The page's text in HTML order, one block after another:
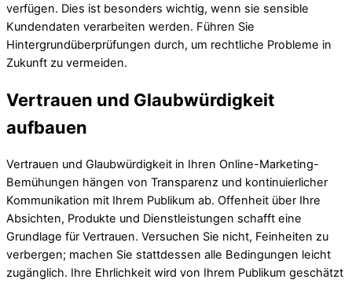
verfügen. Dies ist besonders wichtig, wenn sie sensible
Kundendaten verarbeiten werden. Führen Sie
Hintergrundüberprüfungen durch, um rechtliche Probleme in
Zukunft zu vermeiden.
Vertrauen und Glaubwürdigkeit
aufbauen
Vertrauen und Glaubwürdigkeit in Ihren Online-Marketing-
Bemühungen hängen von Transparenz und kontinuierlicher
Kommunikation mit Ihrem Publikum ab. Offenheit über Ihre
Absichten, Produkte und Dienstleistungen schafft eine
Grundlage für Vertrauen. Versuchen Sie nicht, Feinheiten zu
verbergen; machen Sie stattdessen alle Bedingungen leicht
zugänglich. Ihre Ehrlichkeit wird von Ihrem Publikum geschätzt